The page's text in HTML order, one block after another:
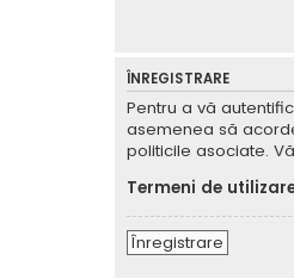
ÎNREGISTRARE
Pentru a vă
asemenea să
politicile asociate.
Termeni de
Înregistrare